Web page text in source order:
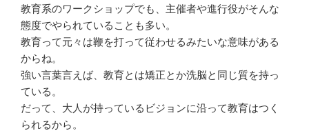
教育系のワークショップでも、主催者や進行役がそんな
態度でやられていることも多い。
教育って元々は鞭を打って従わせるみたいな意味がある
からね。
強い言葉言えば、教育とは矯正とか洗脳と同じ質を持っ
ている。
だって、大人が持っているビジョンに沿って教育はつく
られるから。